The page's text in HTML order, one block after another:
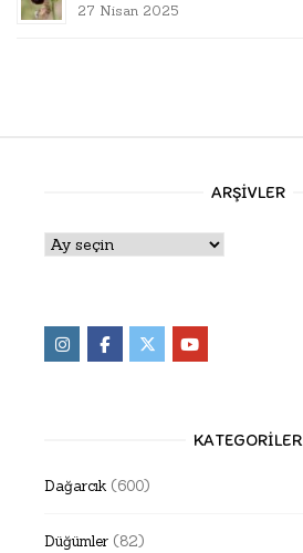
27 Nisan 2025
ARŞIVLER
Arşivler
KATEGORILER
Dağarcık (600)
Düğümler (82)